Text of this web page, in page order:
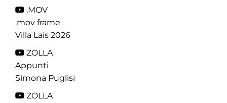
.MOV
.mov frame
Villa Lais 2026
ZOLLA
Appunti
Simona Puglisi
ZOLLA